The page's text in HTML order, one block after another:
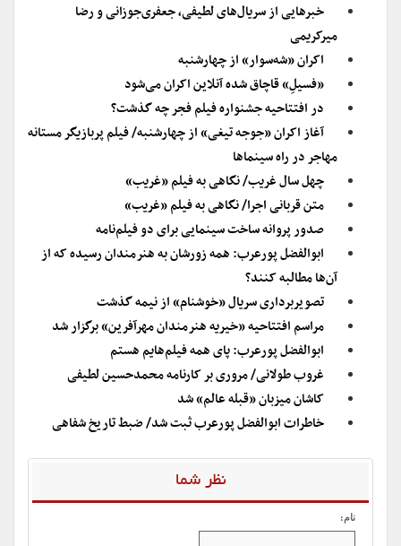
خبرهایی از سریال‌های لطیفی، جعفری‌جوزانی و رضا
میرکریمی
اکران «شه‌سوار» از چهارشنبه
«فسیلِ» قاچاق شده آنلاین اکران می‌شود
در افتتاحیه جشنواره فیلم فجر چه گذشت؟
آغاز اکران «جوجه تیغی» از چهارشنبه/ فیلم پربازیگر مستانه
مهاجر در راه سینماها
چهل سال غریب/ نگاهی به فیلم «غریب»
متن قربانی اجرا/ نگاهی به فیلم «غریب»
صدور پروانه ساخت سینمایی برای دو فیلم‌نامه
ابوالفضل پورعرب: همه زورشان به هنرمندان رسیده که از
آن‌ها مطالبه کنند؟
تصویربرداری سریال «خوشنام» از نیمه گذشت
مراسم افتتاحیه «خیریه هنرمندان مهرآفرین» برگزار شد
ابوالفضل پورعرب: پای همه فیلم‌‌هایم هستم
غروب طولانی/ مروری بر کارنامه محمدحسین لطیفی
کاشان میزبان «قبله عالم» شد
خاطرات ابوالفضل پورعرب ثبت شد/ ضبط تاریخ شفاهی
نظر شما
نام: